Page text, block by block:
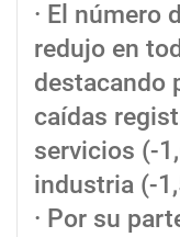
· El número
redujo en
destacando
caídas
servicios (-
industria (-
· Por su